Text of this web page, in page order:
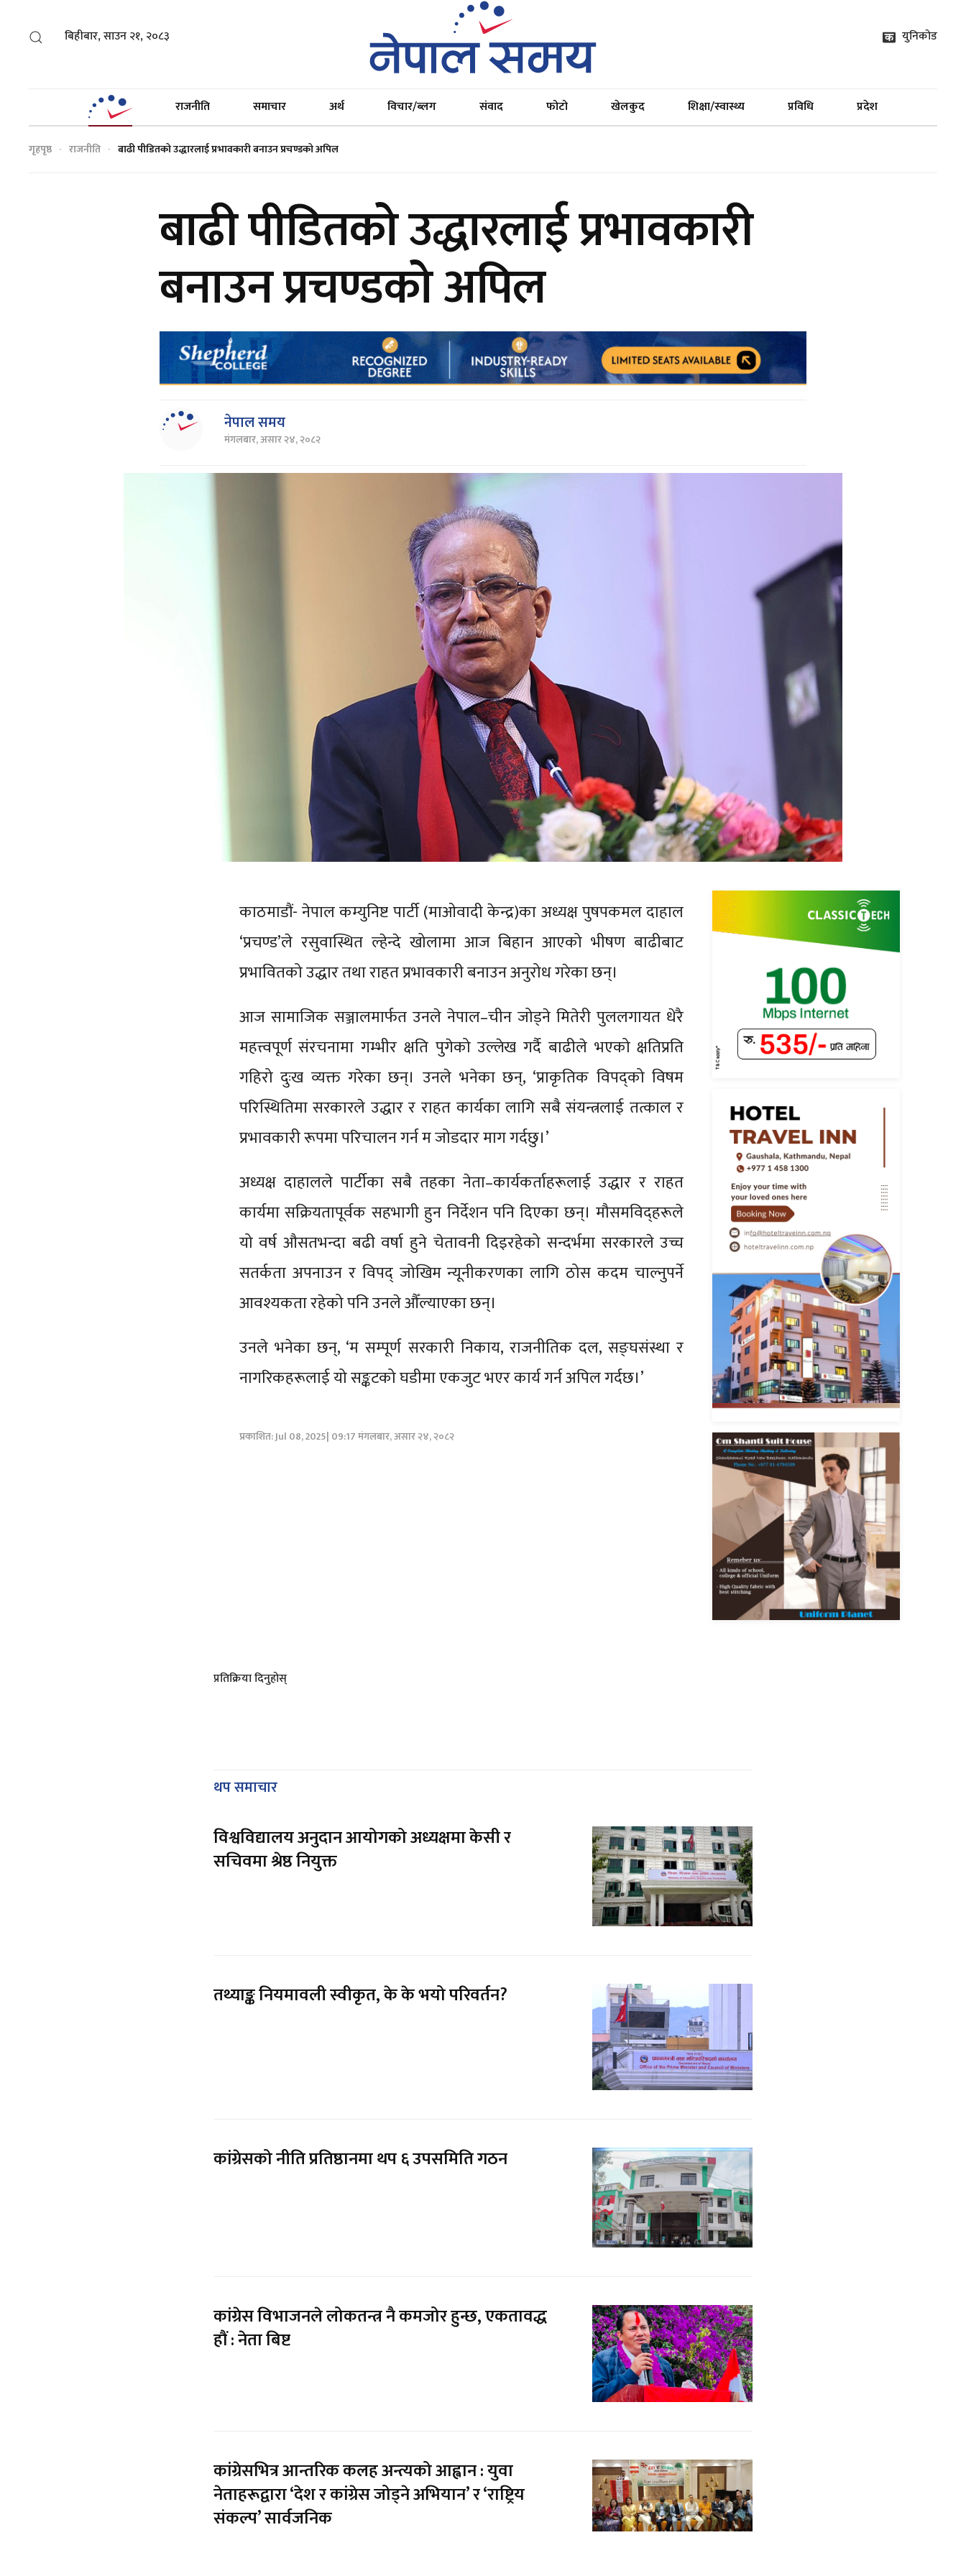
बिहीबार, साउन २१, २०८३ युनिकोड
राजनीति समाचार अर्थ विचार/ब्लग संवाद फोटो खेलकुद शिक्षा/स्वास्थ्य प्रविधि प्रदेश
गृहपृष्ठ राजनीति बाढी पीडितको उद्धारलाई प्रभावकारी बनाउन प्रचण्डको अपिल
बाढी पीडितको उद्धारलाई प्रभावकारी
बनाउन प्रचण्डको अपिल
नेपाल समय
मंगलबार, असार २४, २०८२
काठमाडौं- नेपाल कम्युनिष्ट पार्टी (माओवादी केन्द्र)का अध्यक्ष पुषपकमल दाहाल
‘प्रचण्ड’ले रसुवास्थित ल्हेन्दे खोलामा आज बिहान आएको भीषण बाढीबाट
प्रभावितको उद्धार तथा राहत प्रभावकारी बनाउन अनुरोध गरेका छन्।
आज सामाजिक सञ्जालमार्फत उनले नेपाल–चीन जोड्ने मितेरी पुललगायत धेरै
महत्त्वपूर्ण संरचनामा गम्भीर क्षति पुगेको उल्लेख गर्दै बाढीले भएको क्षतिप्रति
गहिरो दुःख व्यक्त गरेका छन्। उनले भनेका छन्, ‘प्राकृतिक विपद्को विषम
परिस्थितिमा सरकारले उद्धार र राहत कार्यका लागि सबै संयन्त्रलाई तत्काल र
प्रभावकारी रूपमा परिचालन गर्न म जोडदार माग गर्दछु।’
अध्यक्ष दाहालले पार्टीका सबै तहका नेता–कार्यकर्ताहरूलाई उद्धार र राहत
कार्यमा सक्रियतापूर्वक सहभागी हुन निर्देशन पनि दिएका छन्। मौसमविद्हरूले
यो वर्ष औसतभन्दा बढी वर्षा हुने चेतावनी दिइरहेको सन्दर्भमा सरकारले उच्च
सतर्कता अपनाउन र विपद् जोखिम न्यूनीकरणका लागि ठोस कदम चाल्नुपर्ने
आवश्यकता रहेको पनि उनले औँल्याएका छन्।
उनले भनेका छन्, ‘म सम्पूर्ण सरकारी निकाय, राजनीतिक दल, सङ्घसंस्था र
नागरिकहरूलाई यो सङ्कटको घडीमा एकजुट भएर कार्य गर्न अपिल गर्दछ।’
प्रकाशित: Jul 08, 2025| 09:17 मंगलबार, असार २४, २०८२
प्रतिक्रिया दिनुहोस्
थप समाचार
विश्वविद्यालय अनुदान आयोगको अध्यक्षमा केसी र
सचिवमा श्रेष्ठ नियुक्त
तथ्याङ्क नियमावली स्वीकृत, के के भयो परिवर्तन?
कांग्रेसको नीति प्रतिष्ठानमा थप ६ उपसमिति गठन
कांग्रेस विभाजनले लोकतन्त्र नै कमजोर हुन्छ, एकतावद्ध
हौं : नेता बिष्ट
कांग्रेसभित्र आन्तरिक कलह अन्त्यको आह्वान : युवा
नेताहरूद्वारा ‘देश र कांग्रेस जोड्ने अभियान’ र ‘राष्ट्रिय
संकल्प’ सार्वजनिक